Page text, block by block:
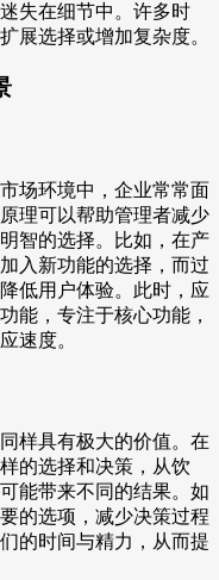
失在细节中。许多时
展选择或增加复杂度。
场环境中，企业常常面
理可以帮助管理者减少
智的选择。比如，在产
入新功能的选择，而过
低用户体验。此时，应
能，专注于核心功能，
速度。
样具有极大的价值。在
的选择和决策，从饮
能带来不同的结果。如
的选项，减少决策过程
的时间与精力，从而提